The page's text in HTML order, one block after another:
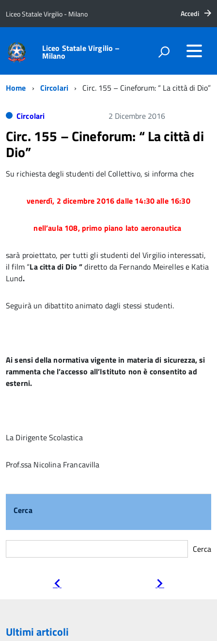
Liceo Statale Virgilio - Milano Accedi
Liceo Statale Virgilio –
Milano
Home Circolari Circ. 155 – Cineforum: “ La città di Dio”
Circolari 2 Dicembre 2016
Circ. 155 – Cineforum: “ La città di
Dio”
Su richiesta degli studenti del Collettivo, si informa che:
venerdì, 2 dicembre 2016 dalle 14:30 alle 16:30
nell’aula 108, primo piano lato aeronautica
sarà proiettato, per tutti gli studenti del Virgilio interessati,
il film “La citta di Dio ”diretto da Fernando Meirelles e Katia
Lund.
Seguirà un dibattito animato dagli stessi studenti.
Ai sensi della normativa vigente in materia di sicurezza, si
rammenta che l’accesso all’Istituto non è consentito ad
esterni.
La Dirigente Scolastica
Prof.ssa Nicolina Francavilla
Cerca
Cerca
Ultimi articoli